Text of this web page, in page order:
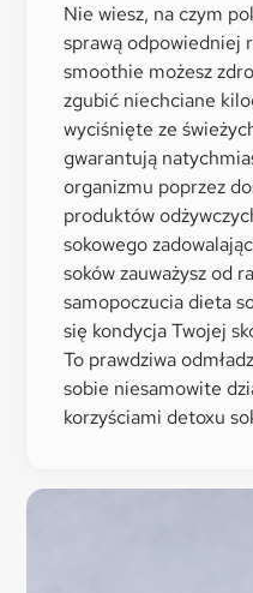
Nie wiesz, na czym
sprawą odpowiedniej
smoothie możesz
zgubić niechciane
wyciśnięte ze
gwarantują
organizmu poprzez
produktów
sokowego
soków zauważysz od
samopoczucia dieta
się kondycja Twojej
To prawdziwa
sobie niesamowite
korzyściami detoxu